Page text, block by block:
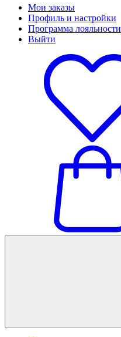
Мои заказы
Профиль и настройки
Программа лояльности
Выйти